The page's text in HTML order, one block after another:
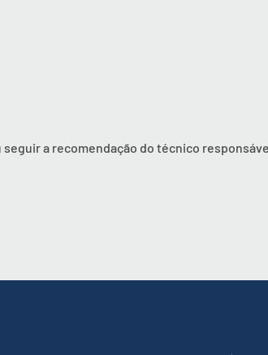
a recomendação do técnico